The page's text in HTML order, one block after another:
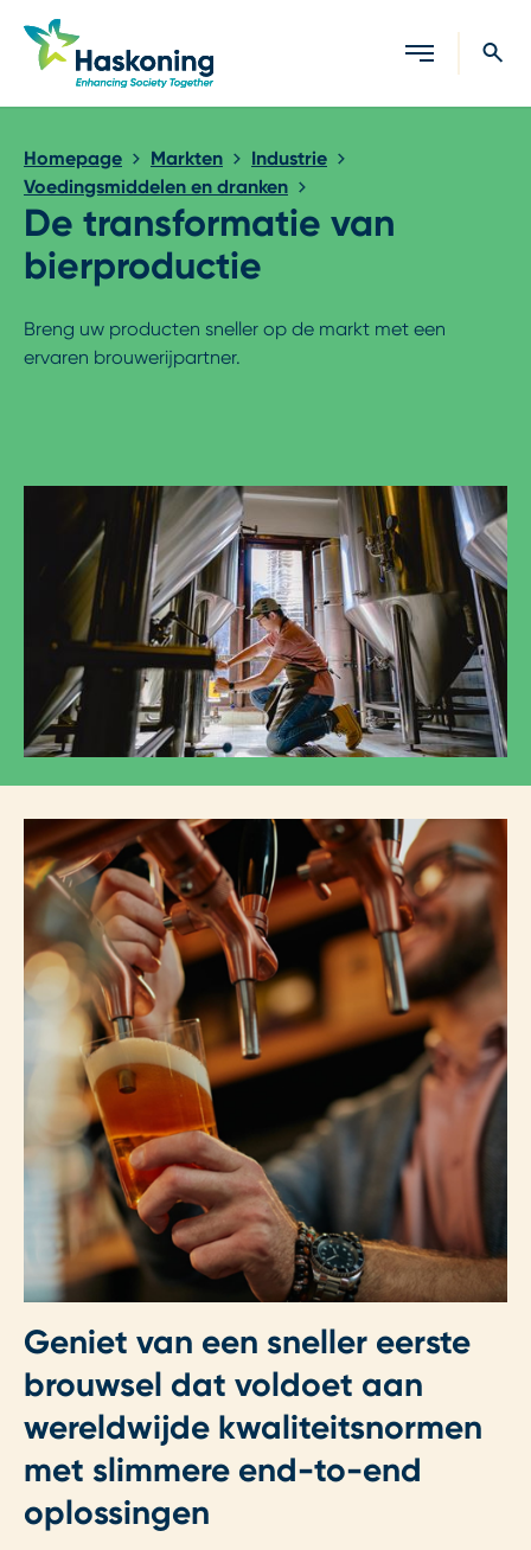
Sluiten
Homepage Markten
Industrie
Voedingsmiddelen en dranken
De transformatie van
bierproductie
Breng uw producten sneller op de markt met een
ervaren brouwerijpartner.
Geniet van een sneller eerste
brouwsel dat voldoet aan
wereldwijde kwaliteitsnormen
met slimmere end-to-end
oplossingen